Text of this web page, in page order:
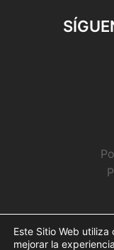
Este Sitio Web
mejorar la